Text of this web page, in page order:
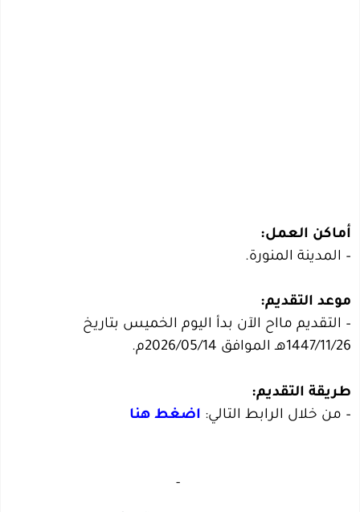
أماكن العمل:
– المدينة المنورة.
موعد التقديم:
– التقديم مااح الآن بدأ اليوم الخميس بتاريخ
1447/11/26هـ الموافق 2026/05/14م.
طريقة التقديم:
– من خلال الرابط التالي: اضغط هنا
-‏